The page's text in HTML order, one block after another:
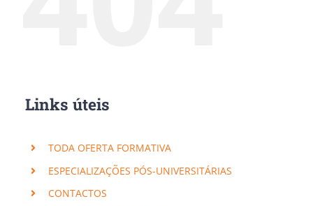
Links úteis
TODA OFERTA FORMATIVA
ESPECIALIZAÇÕES PÓS-UNIVERSITÁRIAS
CONTACTOS